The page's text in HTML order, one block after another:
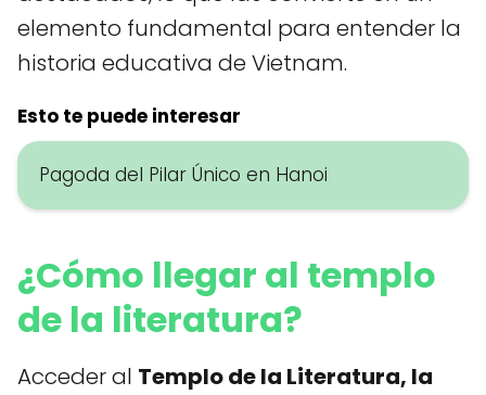
elemento fundamental para entender la
historia educativa de Vietnam.
Esto te puede interesar
Pagoda del Pilar Único en Hanoi
¿Cómo llegar al templo
de la literatura?
Acceder al Templo de la Literatura, la